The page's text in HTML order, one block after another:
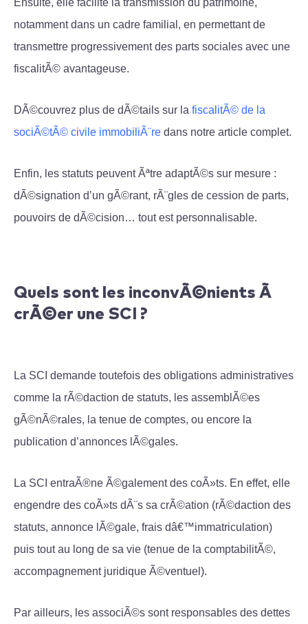
notamment dans un cadre familial, en permettant de
transmettre progressivement des parts sociales avec une
fiscalitÃ© avantageuse.
DÃ©couvrez plus de dÃ©tails sur la fiscalitÃ© de la
sociÃ©tÃ© civile immobiliÃ¨re dans notre article complet.
Enfin, les statuts peuvent Ãªtre adaptÃ©s sur mesure :
dÃ©signation d’un gÃ©rant, rÃ¨gles de cession de parts,
pouvoirs de dÃ©cision… tout est personnalisable.
Quels sont les inconvÃ©nients Ã
crÃ©er une SCI ?
La SCI demande toutefois des obligations administratives
comme la rÃ©daction de statuts, les assemblÃ©es
gÃ©nÃ©rales, la tenue de comptes, ou encore la
publication d’annonces lÃ©gales.
La SCI entraÃ®ne Ã©galement des coÃ»ts. En effet, elle
engendre des coÃ»ts dÃ¨s sa crÃ©ation (rÃ©daction des
statuts, annonce lÃ©gale, frais dâ€™immatriculation)
puis tout au long de sa vie (tenue de la comptabilitÃ©,
accompagnement juridique Ã©ventuel).
Par ailleurs, les associÃ©s sont responsables des dettes